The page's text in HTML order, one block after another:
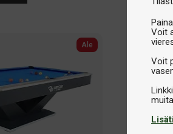
Voit
Voit
Ale